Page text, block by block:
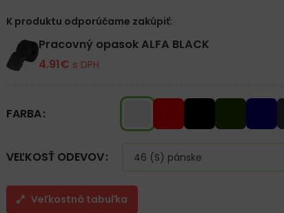
šedá heather je melírovaná / žíhaná 85% Bavlna, 15% viskóza
K produktu odporúčame zakúpiť:
Pracovný opasok ALFA BLACK
4.91€ s DPH
FARBA
VEĽKOSŤ ODEVOV
Veľkostná tabuľka